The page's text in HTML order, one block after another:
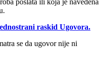
poslata ili koja je navedena
raskid Ugovora.
se da ugovor nije ni